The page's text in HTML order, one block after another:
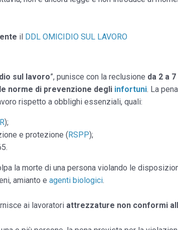
il DDL OMICIDIO SUL LAVORO
sul lavoro”, punisce con la reclusione da 2 a
norme di prevenzione degli infortuni. La
rispetto a obblighi essenziali, quali:
);
e protezione (RSPP);
la morte di una persona violando le
amianto e agenti biologici.
ai lavoratori attrezzature non conformi